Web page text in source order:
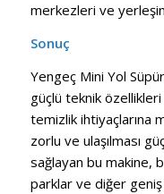
merkezleri ve
Sonuç
Yengeç Mini Yol
güçlü teknik
temizlik ihtiyaçlarına
zorlu ve ulaşılması
sağlayan bu makine,
parklar ve diğer geniş